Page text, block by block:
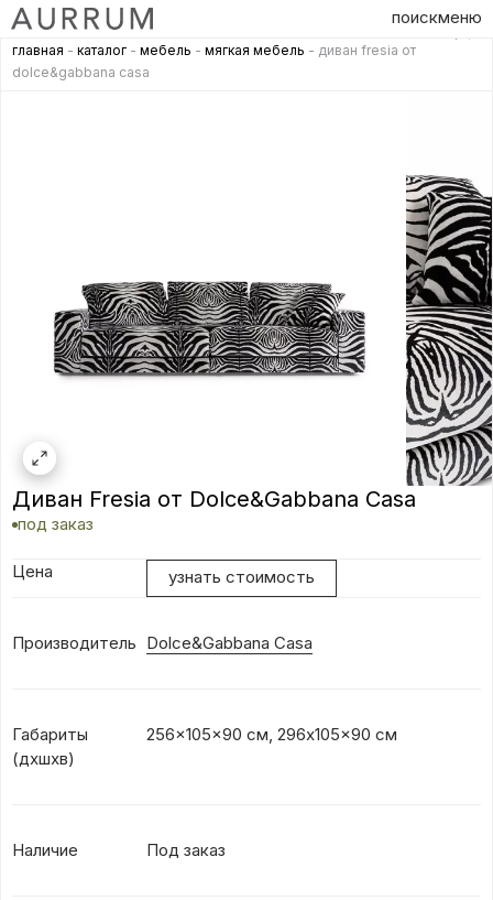
поискменю
главная - каталог - мебель - мягкая мебель - диван fresia от
dolce&gabbana casa
Диван Fresia от Dolce&Gabbana Casa
под заказ
Цена узнать стоимость
Производитель Dolce&Gabbana Casa
Габариты
(дхшхв)
256x105x90 см, 296x105x90 см
Наличие Под заказ